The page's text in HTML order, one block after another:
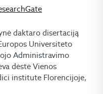
daktaro disertaciją
Universiteto
Administravimo
dėstė Vienos
institute Florencijoje,